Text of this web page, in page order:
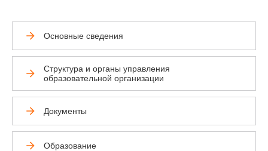
Основные сведения
Структура и органы управления
образовательной организации
Документы
Образование